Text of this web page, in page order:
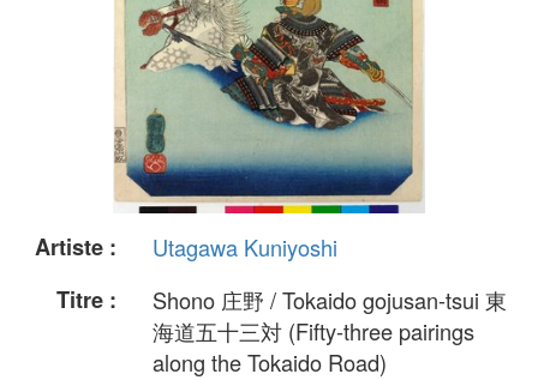
Artiste :
Utagawa Kuniyoshi
Titre :
Shono 庄野 / Tokaido gojusan-tsui 東
海道五十三対 (Fifty-three pairings
along the Tokaido Road)